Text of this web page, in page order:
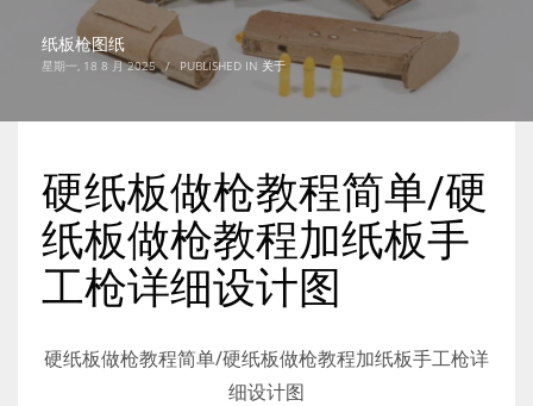
纸板枪图纸
星期一, 18 8 月 2025 / PUBLISHED IN 关于
硬纸板做枪教程简单/硬
纸板做枪教程加纸板手
工枪详细设计图
硬纸板做枪教程简单/硬纸板做枪教程加纸板手工枪详
细设计图